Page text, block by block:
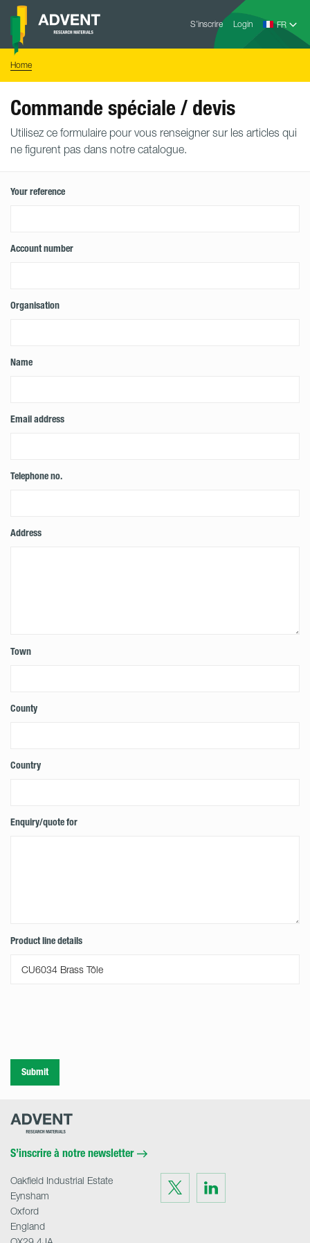
Skip
content
S’inscrire Login
Advent
Home
Commande spéciale / devis
Utilisez ce formulaire pour vous renseigner sur les articles qui
ne figurent pas dans notre catalogue.
Your reference
Account number
Organisation
Name
Email address
Telephone no.
Address
Town
County
Country
Enquiry/quote for
Product line details
Submit
Advent
S’inscrire à notre newsletter
Visit
us
on
Twitter
Visit
on
LinkedIn
Oakfield Industrial Estate
Eynsham
Oxford
England